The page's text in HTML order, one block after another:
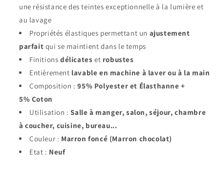
une résistance des teintes exceptionnelle à la lumière et
au lavage
Propriétés élastiques permettant un ajustement
parfait qui se maintient dans le temps
Finitions délicates et robustes
Entièrement lavable en machine à laver ou à la main
Composition :95% Polyester et Élasthanne +
5% Coton
Utilisation :Salle à manger, salon, séjour, chambre
à coucher, cuisine, bureau...
Couleur : Marron foncé (Marron chocolat)
Etat : Neuf